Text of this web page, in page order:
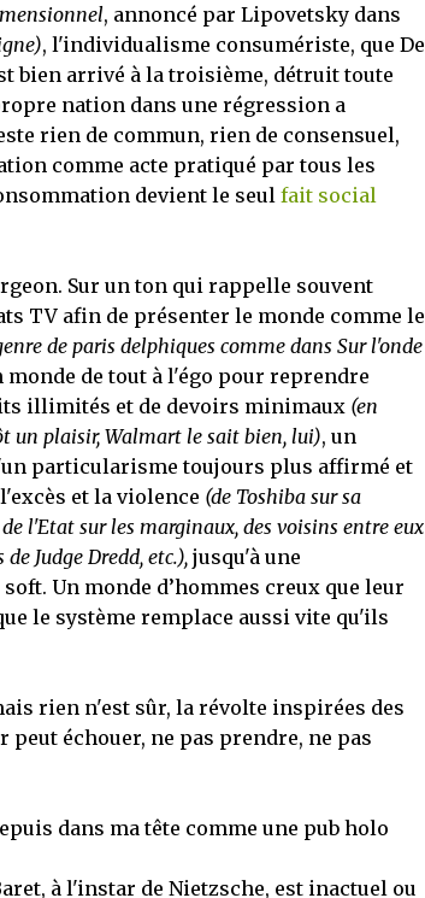
, annoncé par Lipovetsky dans
, l'individualisme consumériste, que De
bien arrivé à la troisième, détruit toute
nation dans une régression a
rien de commun, rien de consensuel,
comme acte pratiqué par tous les
devient le seul fait social
Sur un ton qui rappelle souvent
TV afin de présenter le monde comme le
de paris delphiques comme dans Sur l'onde
de tout à l'égo pour reprendre
illimités et de devoirs minimaux (en
un plaisir, Walmart le sait bien, lui), un
particularisme toujours plus affirmé et
et la violence (de Toshiba sur sa
l'Etat sur les marginaux, des voisins entre eux
Judge Dredd, etc.),jusqu'à une
Un monde d’hommes creux que leur
le système remplace aussi vite qu'ils
rien n'est sûr, la révolte inspirées des
échouer, ne pas prendre, ne pas
dans ma tête comme une pub holo
à l'instar de Nietzsche, est inactuel ou